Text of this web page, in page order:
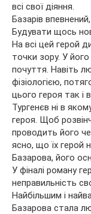
всі свої діяння.
Базарів
Будувати щось
На всі цей герой
точки зору. У
почуття. Навіть
фізіологією,
цього героя так і
Тургенєв ні в
героя. Щоб
проводить його
ясно, що їх герой
Базарова, його
У фіналі роману
неправильність
Найбільшим і
Базарова стала